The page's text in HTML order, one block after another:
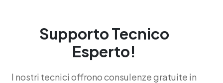
Supporto Tecnico
Esperto!
I nostri tecnici offrono consulenze gratuite in